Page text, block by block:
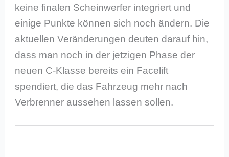
keine finalen Scheinwerfer integriert und
einige Punkte können sich noch ändern. Die
aktuellen Veränderungen deuten darauf hin,
dass man noch in der jetzigen Phase der
neuen C-Klasse bereits ein Facelift
spendiert, die das Fahrzeug mehr nach
Verbrenner aussehen lassen sollen.